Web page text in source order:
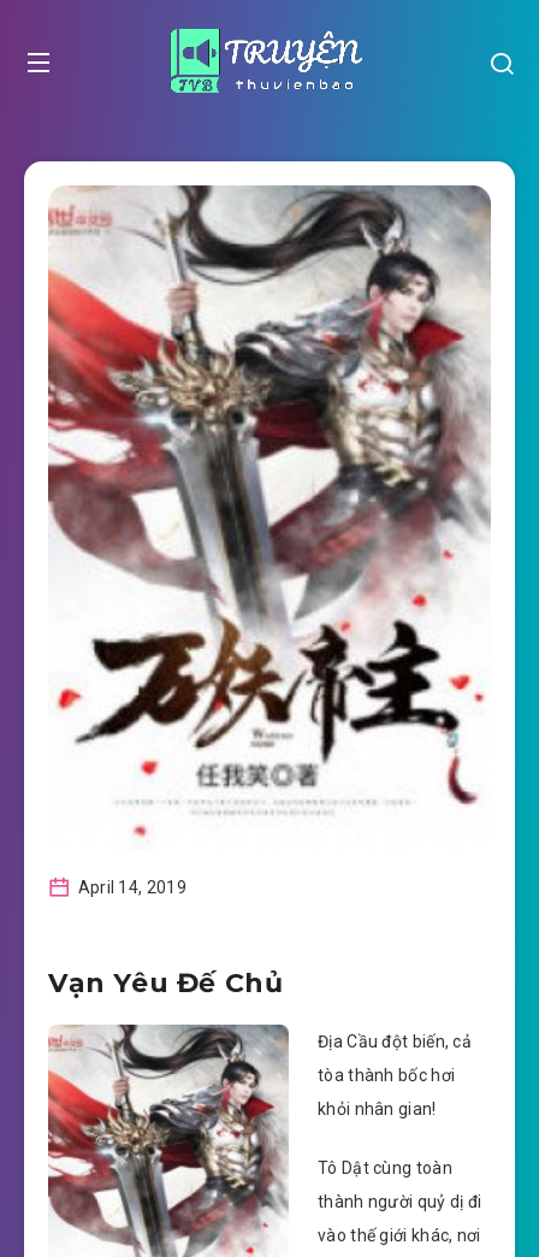
April 14, 2019
Vạn Yêu Đế Chủ
Địa Cầu đột biến, cả
tòa thành bốc hơi
khỏi nhân gian!
Tô Dật cùng toàn
thành người quỷ dị đi
vào thế giới khác, nơi